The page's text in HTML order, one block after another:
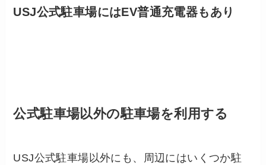
USJ公式駐車場にはEV普通充電器もあり
公式駐車場以外の駐車場を利用する
USJ公式駐車場以外にも、周辺にはいくつか駐